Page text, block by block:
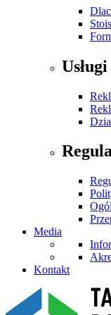
Usługi
Media
Kontakt